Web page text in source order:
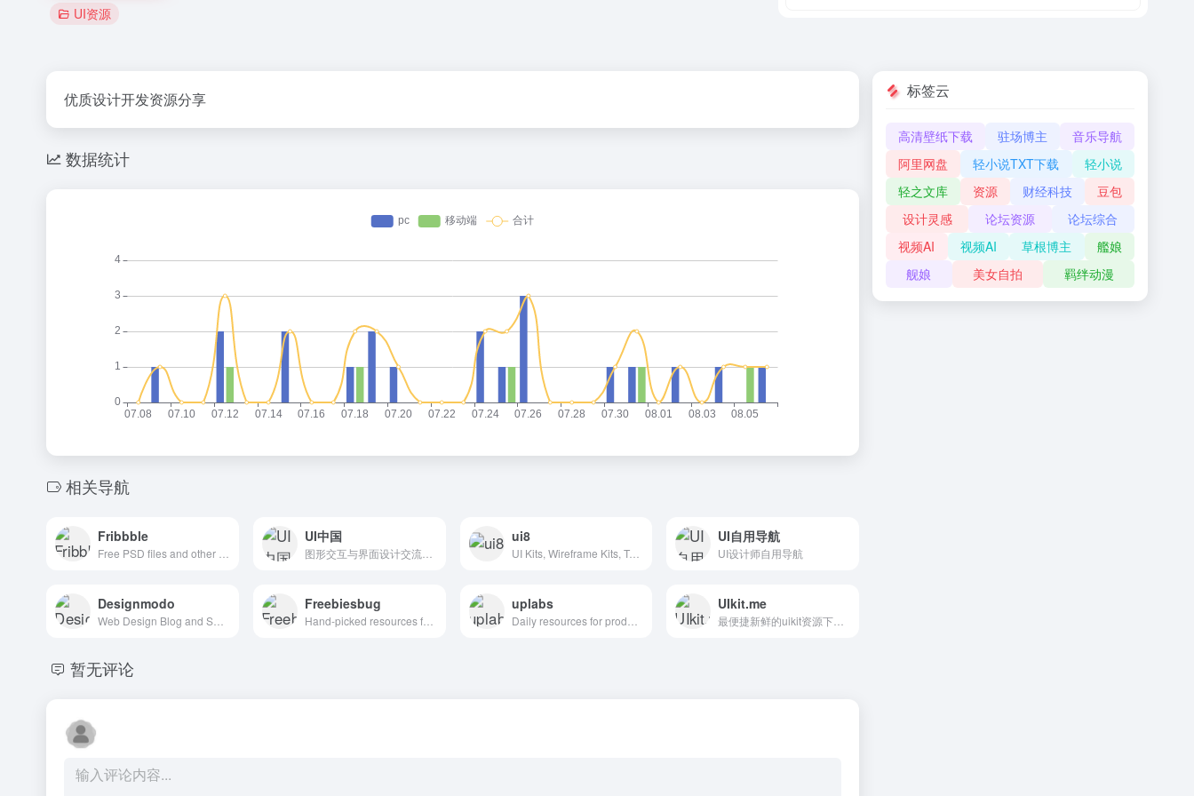
UI资源
优质设计开发资源分享
数据统计
相关导航
Fribbble UI中国 ui8
UI Kits, Wireframe Kits, Templates, Icons and More
UI自用导航
UI设计师自用导航
Designmodo Freebiesbug
Hand-picked resources for web designer and developers, constantly updated.
uplabs UIkit.me
暂无评论
标签云
高清壁纸下载 驻场博主
音乐导航
阿里网盘
轻小说TXT下载
轻小说
轻之文库
资源 财经科技
豆包
设计灵感
论坛资源
论坛综合
视频AI
视频AI 草根博主
艦娘
舰娘
美女自拍 羁绊动漫